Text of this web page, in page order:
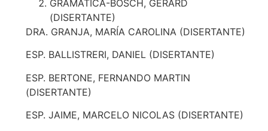
GRAMATICA-BOSCH, GERARD
(DISERTANTE)
DRA. GRANJA, MARÍA CAROLINA (DISERTANTE)
ESP. BALLISTRERI, DANIEL (DISERTANTE)
ESP. BERTONE, FERNANDO MARTIN
(DISERTANTE)
ESP. JAIME, MARCELO NICOLAS (DISERTANTE)